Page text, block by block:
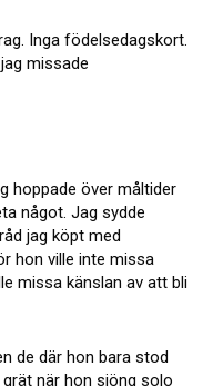
Inga födelsedagskort.
missade
hoppade över måltider
något. Jag sydde
jag köpt med
hon ville inte missa
missa känslan av att bli
de där hon bara stod
när hon sjöng solo